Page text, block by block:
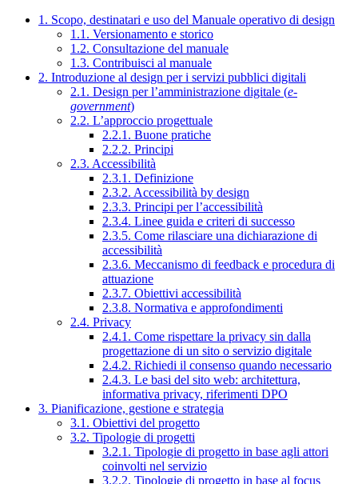
1. Scopo, destinatari e uso del Manuale operativo di design
1.1. Versionamento e storico
1.2. Consultazione del manuale
1.3. Contribuisci al manuale
2. Introduzione al design per i servizi pubblici digitali
2.1. Design per l’amministrazione digitale (e-
government)
2.2. L’approccio progettuale
2.2.1. Buone pratiche
2.2.2. Principi
2.3. Accessibilità
2.3.1. Definizione
2.3.2. Accessibilità by design
2.3.3. Principi per l’accessibilità
2.3.4. Linee guida e criteri di successo
2.3.5. Come rilasciare una dichiarazione di
accessibilità
2.3.6. Meccanismo di feedback e procedura di
attuazione
2.3.7. Obiettivi accessibilità
2.3.8. Normativa e approfondimenti
2.4. Privacy
2.4.1. Come rispettare la privacy sin dalla
progettazione di un sito o servizio digitale
2.4.2. Richiedi il consenso quando necessario
2.4.3. Le basi del sito web: architettura,
informativa privacy, riferimenti DPO
3. Pianificazione, gestione e strategia
3.1. Obiettivi del progetto
3.2. Tipologie di progetti
3.2.1. Tipologie di progetto in base agli attori
coinvolti nel servizio
3.2.2. Tipologie di progetto in base al focus